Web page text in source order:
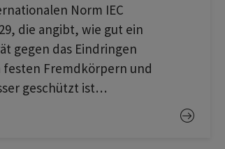
Norm IEC
die angibt, wie gut ein
gegen das Eindringen
festen Fremdkörpern und
geschützt ist…